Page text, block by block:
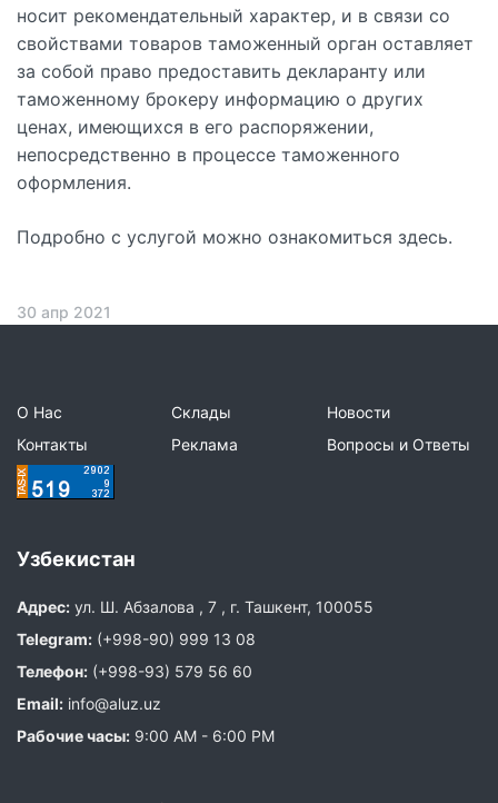
носит рекомендательный характер, и в связи со
свойствами товаров таможенный орган оставляет
за собой право предоставить декларанту или
таможенному брокеру информацию о других
ценах, имеющихся в его распоряжении,
непосредственно в процессе таможенного
оформления.
Подробно с услугой можно ознакомиться здесь.
30 апр 2021
О Нас Склады
Новости
Контакты
Реклама Вопросы и Ответы
Узбекистан
Адрес: ул. Ш. Абзалова , 7 , г. Ташкент, 100055
Telegram: (+998-90) 999 13 08
Телефон: (+998-93) 579 56 60
Email: info@aluz.uz
Рабочие часы: 9:00 AM - 6:00 PM